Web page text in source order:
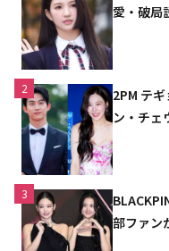
愛・破局
2
2PM テ
ン・チ
3
部ファン